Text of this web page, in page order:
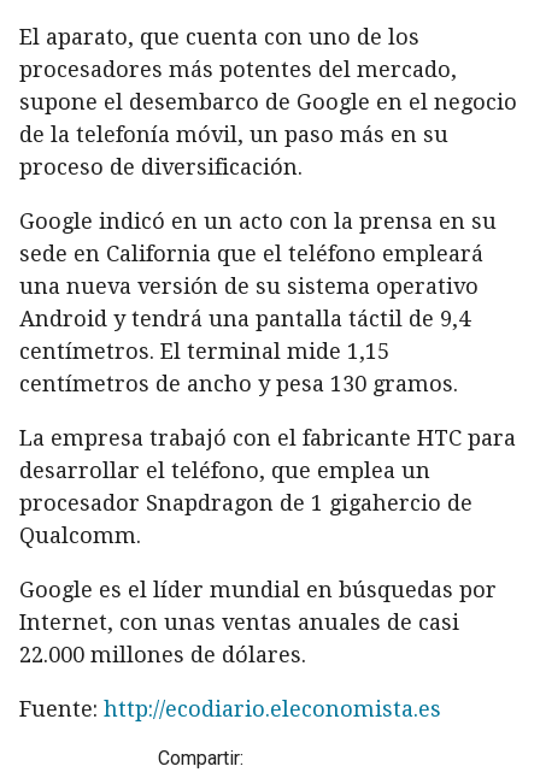
El aparato, que cuenta con uno de los
procesadores más potentes del mercado,
supone el desembarco de Google en el negocio
de la telefonía móvil, un paso más en su
proceso de diversificación.
Google indicó en un acto con la prensa en su
sede en California que el teléfono empleará
una nueva versión de su sistema operativo
Android y tendrá una pantalla táctil de 9,4
centímetros. El terminal mide 1,15
centímetros de ancho y pesa 130 gramos.
La empresa trabajó con el fabricante HTC para
desarrollar el teléfono, que emplea un
procesador Snapdragon de 1 gigahercio de
Qualcomm.
Google es el líder mundial en búsquedas por
Internet, con unas ventas anuales de casi
22.000 millones de dólares.
Fuente: http://ecodiario.eleconomista.es
Compartir: